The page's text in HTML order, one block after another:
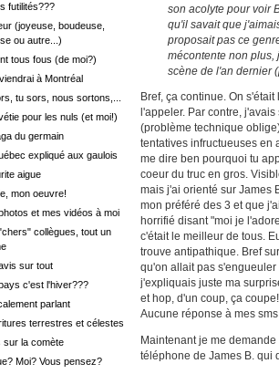
futilités???
(joyeuse, boudeuse,
ou autre...)
tous fous (de moi?)
à Montréal
tu sors, nous sortons,...
pour les nuls (et moi!)
du germain
expliqué aux gaulois
aigue
mon oeuvre!
et mes vidéos à moi
collègues, tout un
sur tout
c'est l'hiver???
parlant
terrestres et célestes
sur la comète
Moi? Vous pensez?
son acolyte pour voir
qu'il savait que
proposait pas ce
mécontente non plus,
scène de l'an dernier
Bref, ça continue. On
l'appeler. Par contre,
(problème technique
tentatives infructueuses en
me dire ben pourquoi tu
coeur du truc en gros.
mais j'ai orienté sur James
mon préféré des 3 et que
horrifié disant "moi je
c'était le meilleur de tous.
trouve antipathique. Bref
qu'on allait pas
j'expliquais juste ma
et hop, d'un coup, ça
Aucune réponse à mes
Maintenant je me
téléphone de James B. qui